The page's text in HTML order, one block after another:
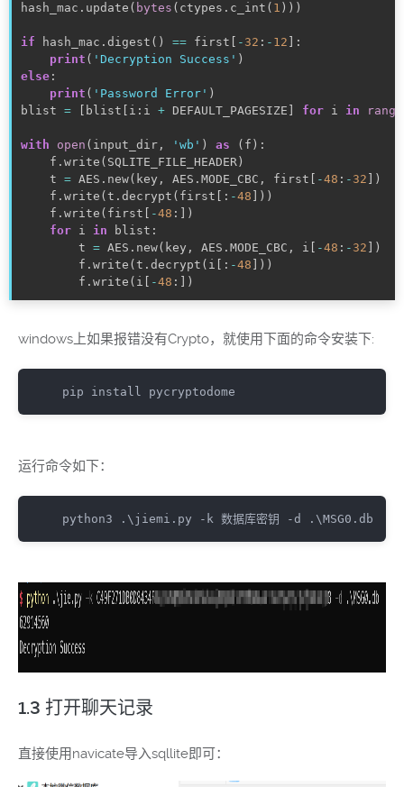
hash_mac . update ( bytes ( ctypes . c_int ( 1 ) ) )
if hash_mac . digest ( ) == first - 32 : - 12
:
print ( 'Decryption Success' )
else :
print ( 'Password Error' )
blist = blist i : i + DEFAULT_PAGESIZE for i in range
with open ( input_dir , 'wb' ) as ( f ) :
    f
. write ( SQLITE_FILE_HEADER )
    t
= AES . new( key , AES . MODE_CBC , first -48 : - 32
)
    f
. write ( t . decrypt ( first : -48 ) )
    f
. write ( first -48 :
)
for i in blist :
        t
= AES . new( key , AES . MODE_CBC , i -48 : - 32
)
        f
. write ( t . decrypt ( i : -48 ) )
        f
. write ( i -48 : )
windows上如果报错没有Crypto，就使用下面的命令安装下:
pip install pycryptodome
运行命令如下：
python3 .\ jiemi .py -k 数据库密钥 -d .\MSG0 .db
1.3 打开聊天记录
直接使用navicate导入sqllite即可：